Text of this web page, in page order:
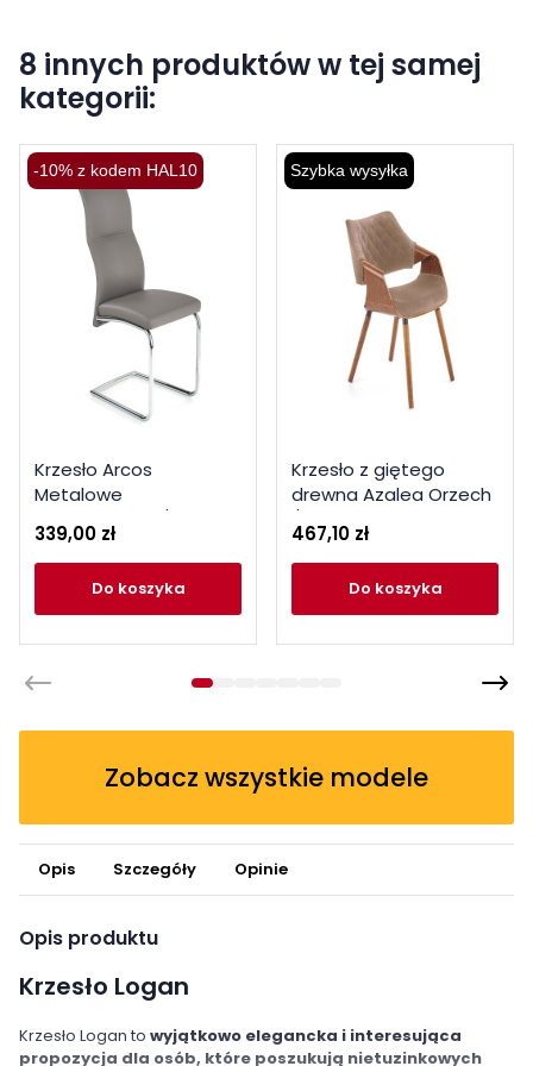
8 innych produktów w tej samej
kategorii:
-10% z kodem HAL10
Krzesło Arcos
Metalowe
Skóra Kolor Popiel
339,00 zł
do koszyka
Szybka wysyłka
Krzesło z giętego
drewna Azalea Orzech
467,10 zł
do koszyka
Zobacz wszystkie modele
Opis Szczegóły Opinie
Opis produktu
Krzesło Logan
Krzesło Logan to wyjątkowo elegancka i interesująca
propozycja dla osób, które poszukują nietuzinkowych